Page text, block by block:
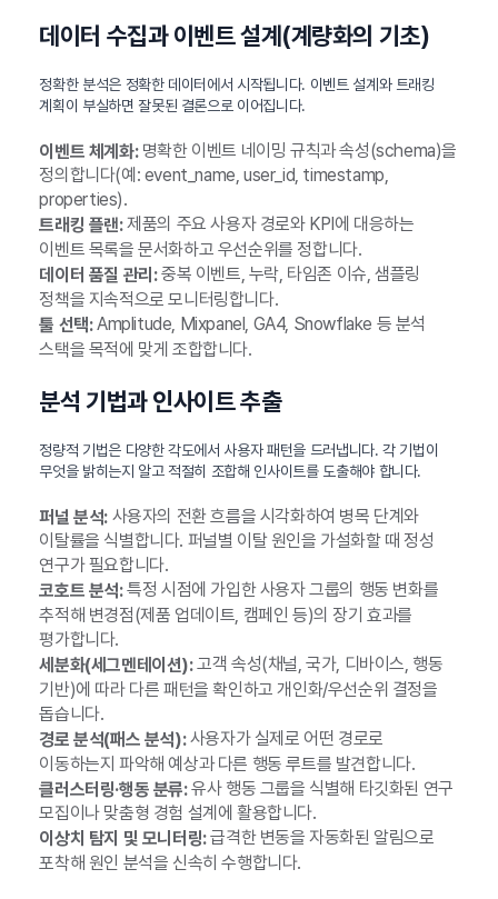
데이터 수집과 이벤트 설계(계량화의 기초)
정확한 분석은 정확한 데이터에서 시작됩니다. 이벤트 설계와 트래킹
계획이 부실하면 잘못된 결론으로 이어집니다.
이벤트 체계화:명확한 이벤트 네이밍 규칙과 속성(schema)을
정의합니다(예: event_name, user_id, timestamp,
properties).
트래킹 플랜:제품의 주요 사용자 경로와 KPI에 대응하는
이벤트 목록을 문서화하고 우선순위를 정합니다.
데이터 품질 관리:중복 이벤트, 누락, 타임존 이슈, 샘플링
정책을 지속적으로 모니터링합니다.
툴 선택:Amplitude, Mixpanel, GA4, Snowflake 등 분석
스택을 목적에 맞게 조합합니다.
분석 기법과 인사이트 추출
정량적 기법은 다양한 각도에서 사용자 패턴을 드러냅니다. 각 기법이
무엇을 밝히는지 알고 적절히 조합해 인사이트를 도출해야 합니다.
퍼널 분석:사용자의 전환 흐름을 시각화하여 병목 단계와
이탈률을 식별합니다. 퍼널별 이탈 원인을 가설화할 때 정성
연구가 필요합니다.
코호트 분석:특정 시점에 가입한 사용자 그룹의 행동 변화를
추적해 변경점(제품 업데이트, 캠페인 등)의 장기 효과를
평가합니다.
세분화(세그멘테이션):고객 속성(채널, 국가, 디바이스, 행동
기반)에 따라 다른 패턴을 확인하고 개인화/우선순위 결정을
돕습니다.
경로 분석(패스 분석):사용자가 실제로 어떤 경로로
이동하는지 파악해 예상과 다른 행동 루트를 발견합니다.
클러스터링·행동 분류:유사 행동 그룹을 식별해 타깃화된 연구
모집이나 맞춤형 경험 설계에 활용합니다.
이상치 탐지 및 모니터링:급격한 변동을 자동화된 알림으로
포착해 원인 분석을 신속히 수행합니다.